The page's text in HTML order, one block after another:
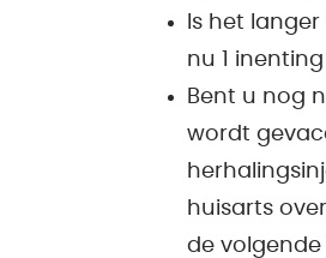
Is het
nu 1
Bent u nog
wordt
huisarts
de volgende